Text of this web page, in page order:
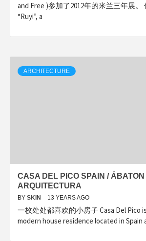
and Free )参加了2012年的米兰三年展
“Ruyi”, a
ARCHITECTURE
CASA DEL PICO SPAIN / ÁBATON
ARQUITECTURA
BY SKIN 13 YEARS AGO
一枚处处都喜欢的小房子 Casa Del Pico
modern house residence located in Spain